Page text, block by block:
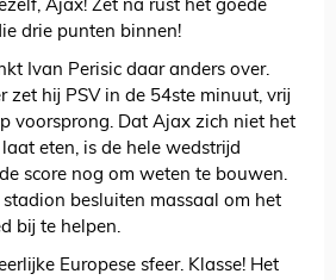
Ajax! Zet na rust het goede
drie punten binnen!
Ivan Perisic daar anders over.
zet hij PSV in de 54ste minuut, vrij
voorsprong. Dat Ajax zich niet het
eten, is de hele wedstrijd
score nog om weten te bouwen.
besluiten massaal om het
bij te helpen.
Europese sfeer. Klasse! Het